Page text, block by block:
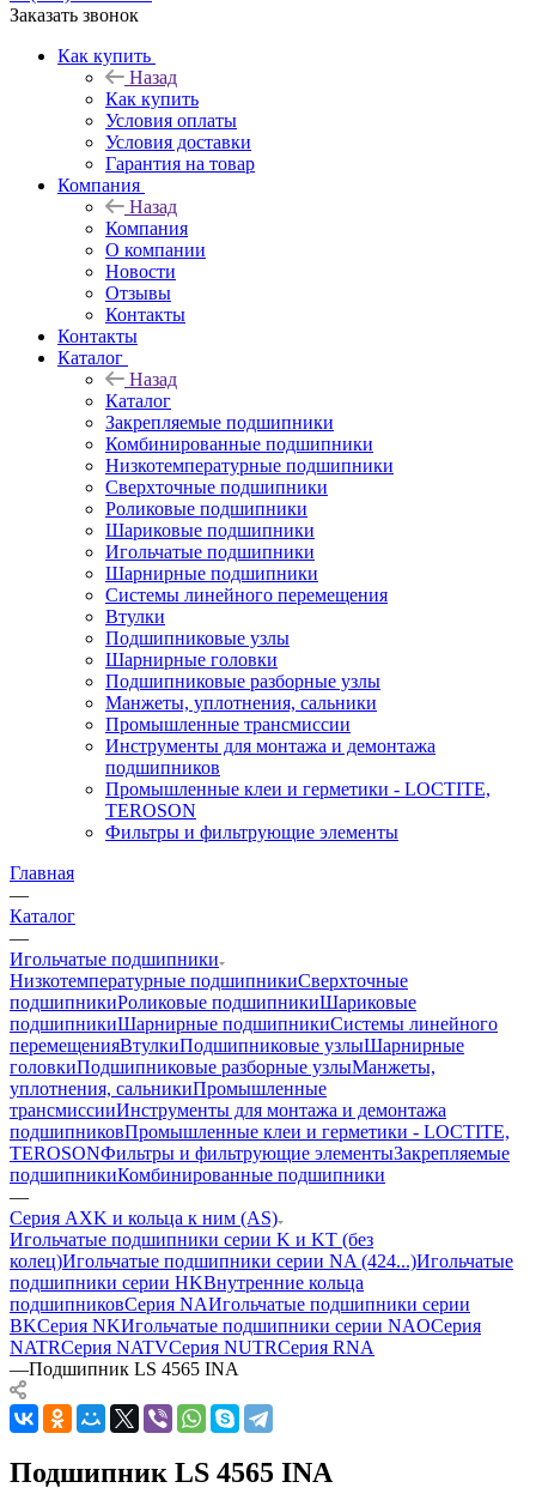
Заказать звонок
Как купить
Назад
Как купить
Условия оплаты
Условия доставки
Гарантия на товар
Компания
Назад
Компания
О компании
Новости
Отзывы
Контакты
Контакты
Каталог
Назад
Каталог
Закрепляемые подшипники
Комбинированные подшипники
Низкотемпературные подшипники
Сверхточные подшипники
Роликовые подшипники
Шариковые подшипники
Игольчатые подшипники
Шарнирные подшипники
Системы линейного перемещения
Втулки
Подшипниковые узлы
Шарнирные головки
Подшипниковые разборные узлы
Манжеты, уплотнения, сальники
Промышленные трансмиссии
Инструменты для монтажа и демонтажа
подшипников
Промышленные клеи и герметики - LOCTITE,
TEROSON
Фильтры и фильтрующие элементы
Главная
—
Каталог
—
Игольчатые подшипники
Низкотемпературные подшипникиСверхточные
подшипникиРоликовые подшипникиШариковые
подшипникиШарнирные подшипникиСистемы линейного
перемещенияВтулкиПодшипниковые узлыШарнирные
головкиПодшипниковые разборные узлыМанжеты,
уплотнения, сальникиПромышленные
трансмиссииИнструменты для монтажа и демонтажа
подшипниковПромышленные клеи и герметики - LOCTITE,
TEROSONФильтры и фильтрующие элементыЗакрепляемые
подшипникиКомбинированные подшипники
—
Серия AXK и кольца к ним (AS)
Игольчатые подшипники серии K и KT (без
колец)Игольчатые подшипники серии NA (424...)Игольчатые
подшипники серии HKВнутренние кольца
подшипниковСерия NAИгольчатые подшипники серии
BKСерия NKИгольчатые подшипники серии NAOСерия
NATRСерия NATVСерия NUTRСерия RNA
—Подшипник LS 4565 INA
Подшипник LS 4565 INA